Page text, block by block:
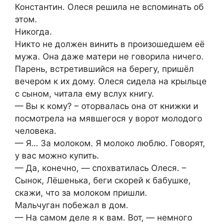
Константин. Олеся решила не вспоминать об
этом.
Никогда.
Никто не должен винить в произошедшем её
мужа. Она даже матери не говорила ничего.
Парень, встретившийся на берегу, пришёл
вечером к их дому. Олеся сидела на крыльце
с сыном, читала ему вслух книгу.
— Вы к кому? – оторвалась она от книжки и
посмотрела на мявшегося у ворот молодого
человека.
— Я… За молоком. Я молоко люблю. Говорят,
у вас можно купить.
— Да, конечно, — спохватилась Олеся. –
Сынок, Лёшенька, беги скорей к бабушке,
скажи, что за молоком пришли.
Мальчуган побежал в дом.
— На самом деле я к вам. Вот, — немного